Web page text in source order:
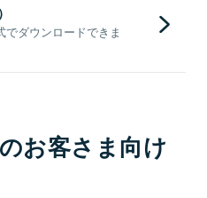
ダウンロードできま
お客さま向け